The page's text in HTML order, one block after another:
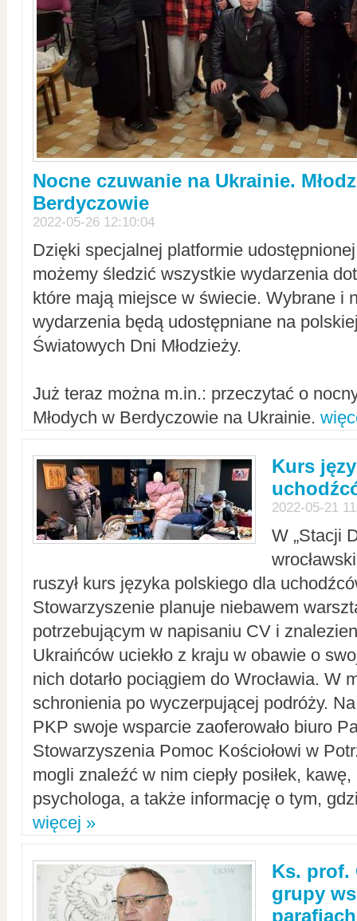
Nocne czuwanie na Ukrainie.
Berdyczowie
2022-05-26 12:10:04
Dzięki specjalnej platformie
możemy śledzić wszystkie wydarzenia
które mają miejsce w świecie. Wybrane i
wydarzenia będą udostępniane na
Światowych Dni Młodzieży.
Już teraz można m.in.: przeczytać o
Młodych w Berdyczowie na Ukrainie.
Kurs
2022-05-21
W „Stacji
ruszył kurs języka polskiego dla
Stowarzyszenie planuje niebawem
potrzebującym w napisaniu CV i
Ukraińców uciekło z kraju w obawie o
nich dotarło pociągiem do Wrocławia. W
schronienia po wyczerpującej podróży.
PKP swoje wsparcie zaoferowało biuro
Stowarzyszenia Pomoc Kościołowi w
mogli znaleźć w nim ciepły posiłek,
psychologa, a także informację o tym,
więcej »
Ks. prof.
grupy
parafiach